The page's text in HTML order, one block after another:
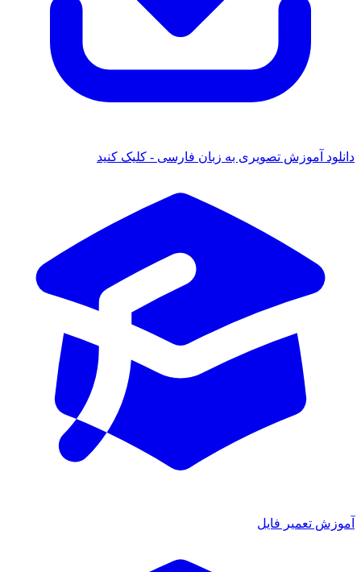
دانلود آموزش تصویری به زبان فارسی - کلیک کنید
آموزش تعمیر فایل